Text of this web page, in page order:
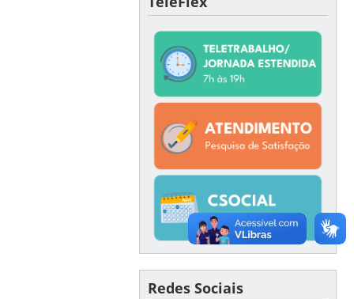
Redes Sociais